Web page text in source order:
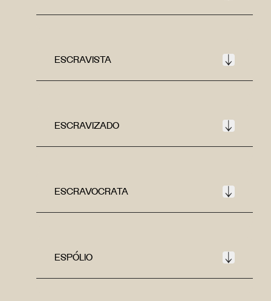
ESCRAVISTA
ESCRAVIZADO
ESCRAVOCRATA
ESPÓLIO